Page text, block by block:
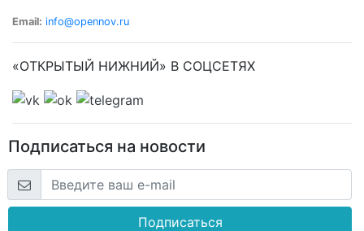
Email: info@opennov.ru
«ОТКРЫТЫЙ НИЖНИЙ» В СОЦСЕТЯХ
Подписаться на новости
Подписаться